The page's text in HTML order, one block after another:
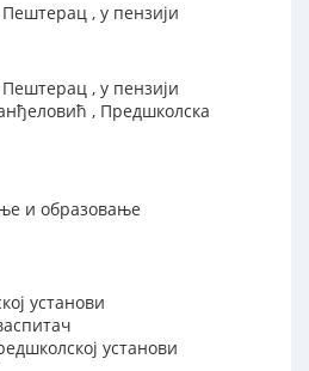
, у пензији
, у пензији
, Предшколска
и образовање
установи
установи